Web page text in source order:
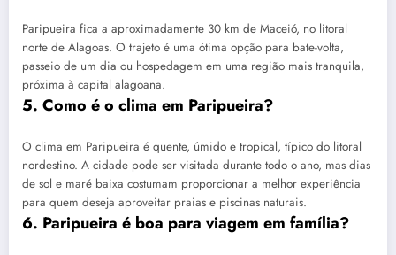
Paripueira fica a aproximadamente 30 km de Maceió, no litoral
norte de Alagoas. O trajeto é uma ótima opção para bate-volta,
passeio de um dia ou hospedagem em uma região mais tranquila,
próxima à capital alagoana.
5. Como é o clima em Paripueira?
O clima em Paripueira é quente, úmido e tropical, típico do litoral
nordestino. A cidade pode ser visitada durante todo o ano, mas dias
de sol e maré baixa costumam proporcionar a melhor experiência
para quem deseja aproveitar praias e piscinas naturais.
6. Paripueira é boa para viagem em família?